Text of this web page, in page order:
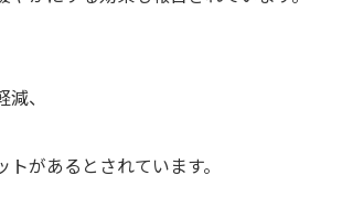
、
があるとされています。